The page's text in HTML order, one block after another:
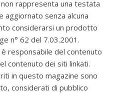
rappresenta una testata
aggiornato senza alcuna
considerarsi un prodotto
n° 62 del 7.03.2001.
è responsabile del contenuto
contenuto dei siti linkati.
in questo magazine sono
considerati di pubblico